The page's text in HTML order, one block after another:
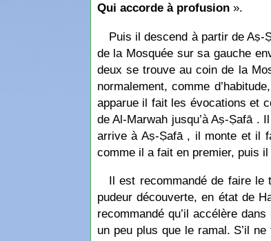
Qui accorde à profusion».
Puis il descend à partir de Aṣ-
de la Mosquée sur sa gauche
deux se trouve au coin de la
normalement, comme
apparue il fait les évocations et
de Al-Marwah jusqu’à Aṣ-Ṣafā .
arrive à Aṣ-Ṣafā , il monte et il
comme il a fait en premier, puis
Il est recommandé de faire le
pudeur découverte, en état de
recommandé qu’il accélère
un peu plus que le ramal. S’il